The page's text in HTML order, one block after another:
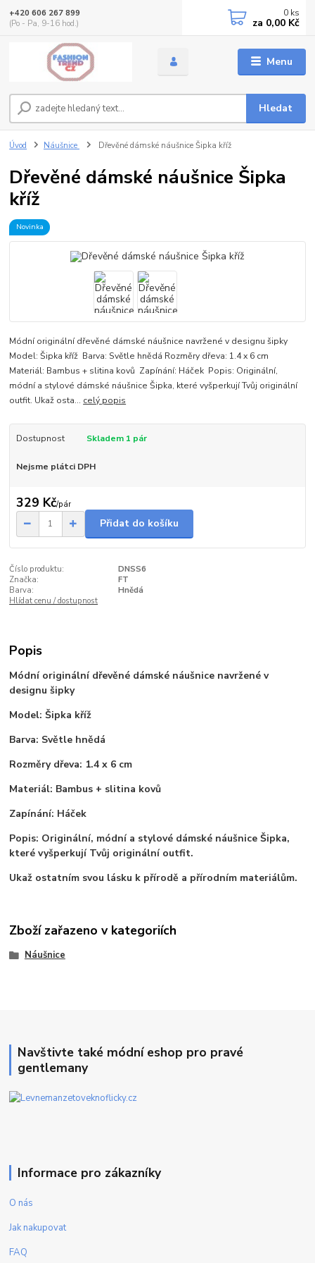
Menu
Hledat
+420 606 267 899
(Po - Pa, 9-16 hod.)
0 ks
za 0,00 Kč
Úvod Náušnice Dřevěné dámské náušnice Šipka kříž
Dřevěné dámské náušnice Šipka
kříž
Novinka
Módní originální dřevěné dámské náušnice navržené v designu šipky
Model: Šipka kříž Barva: Světle hnědá Rozměry dřeva: 1.4 x 6 cm
Materiál: Bambus + slitina kovů Zapínání: Háček Popis: Originální,
módní a stylové dámské náušnice Šipka, které vyšperkují Tvůj originální
outfit. Ukaž osta... celý popis
Dostupnost Skladem 1 pár
Nejsme plátci DPH
329 Kč/pár
Přidat do košíku
Číslo produktu:
DNSS6
Značka:
FT
Barva:
Hnědá
Hlídat cenu / dostupnost
Popis
Módní originální dřevěné dámské náušnice navržené v
designu šipky
Model: Šipka kříž
Barva: Světle hnědá
Rozměry dřeva: 1.4 x 6 cm
Materiál: Bambus + slitina kovů
Zapínání: Háček
Popis: Originální, módní a stylové dámské náušnice Šipka,
které vyšperkují Tvůj originální outfit.
Ukaž ostatním svou lásku k přírodě a přírodním materiálům.
Zboží zařazeno v kategoriích
Náušnice
Navštivte také módní eshop pro pravé
gentlemany
Informace pro zákazníky
O nás
Jak nakupovat
FAQ